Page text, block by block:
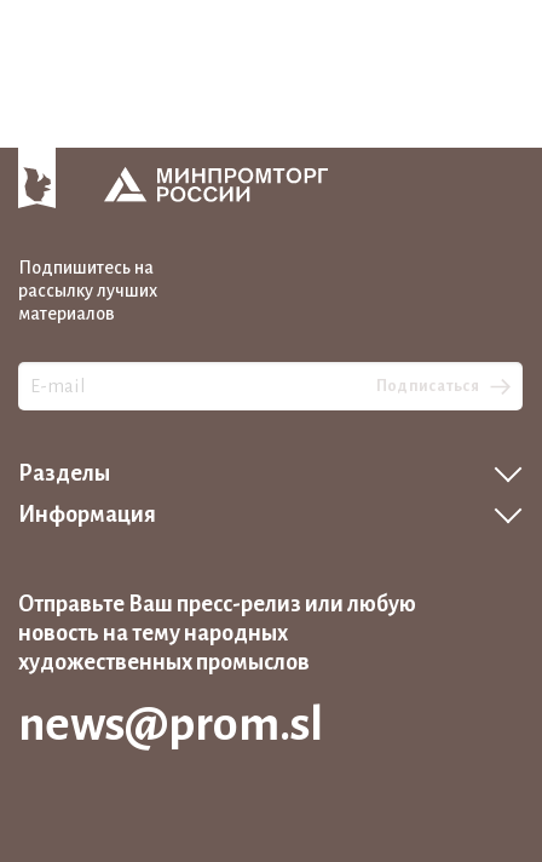
Подпишитесь на
рассылку лучших
материалов
Подписаться
Разделы
Информация
Отправьте Ваш пресс-релиз или любую
новость на тему народных
художественных промыслов
news@prom.sl